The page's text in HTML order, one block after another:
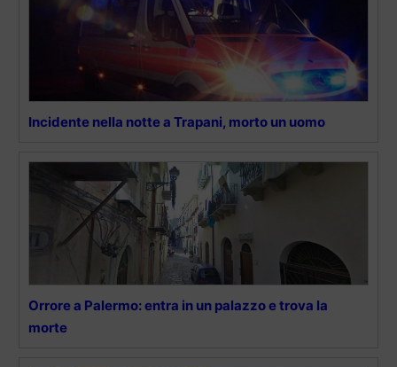
Incidente nella notte a Trapani, morto un uomo
Orrore a Palermo: entra in un palazzo e trova la
morte